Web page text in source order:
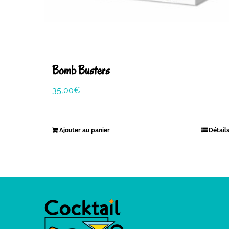
Bomb Busters
35,00€
Ajouter au panier Détails